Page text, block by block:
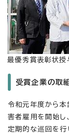
最優秀賞表彰状授
受賞企業の取
令和元年度から
害者雇用を開始し
定期的な巡回を行